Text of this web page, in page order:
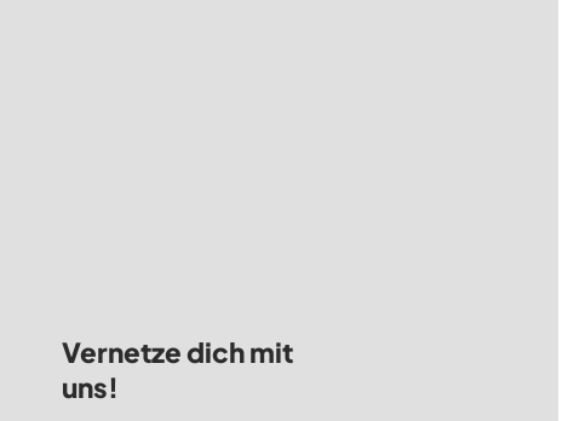
Vernetze dich mit
uns!